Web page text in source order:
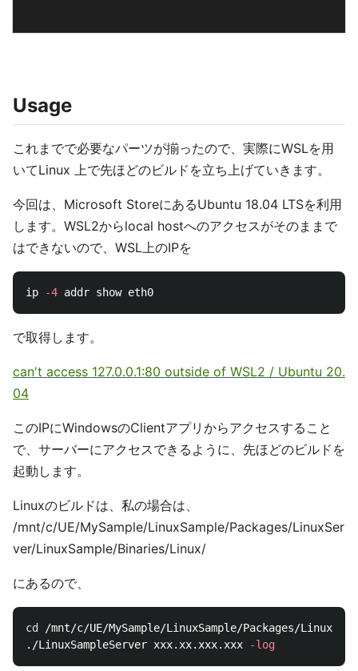
Usage
これまでで必要なパーツが揃ったので、実際にWSLを用
いてLinux 上で先ほどのビルドを立ち上げていきます。
今回は、Microsoft StoreにあるUbuntu 18.04 LTSを利用
します。WSL2からlocal hostへのアクセスがそのままで
はできないので、WSL上のIPを
ip -4
で取得します。
can't access 127.0.0.1:80 outside of WSL2 / Ubuntu 20.
04
このIPにWindowsのClientアプリからアクセスすること
で、サーバーにアクセスできるように、先ほどのビルドを
起動します。
Linuxのビルドは、私の場合は、
/mnt/c/UE/MySample/LinuxSample/Packages/LinuxSer
ver/LinuxSample/Binaries/Linux/
にあるので、
cd /mnt/c/UE/MySample/LinuxSample/Packages/
./LinuxSampleServer xxx.xx.xxx.xxx
-log